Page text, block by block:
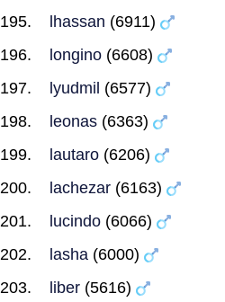
lhassan (6911)
longino (6608)
lyudmil (6577)
leonas (6363)
lautaro (6206)
lachezar (6163)
lucindo (6066)
lasha (6000)
liber (5616)